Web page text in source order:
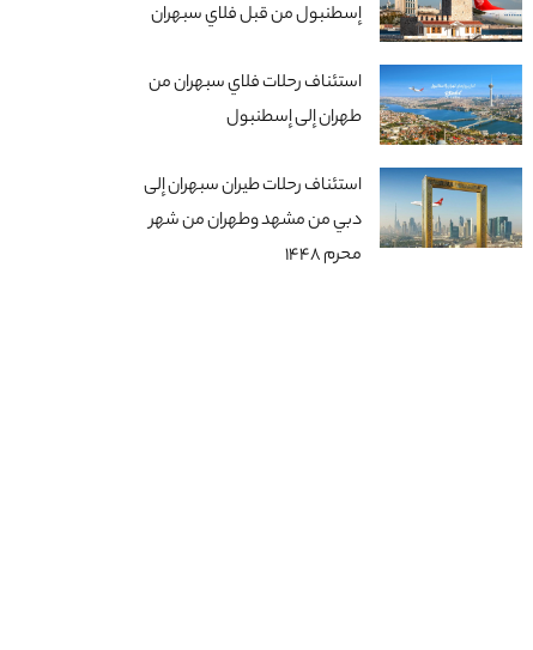
إسطنبول من قبل فلاي سبهران
استئناف رحلات فلاي سبهران من
طهران إلى إسطنبول
استئناف رحلات طيران سبهران إلى
دبي من مشهد وطهران من شهر
محرم 1448